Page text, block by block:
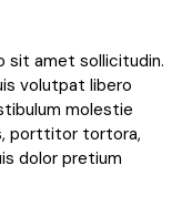
sit amet sollicitudin.
volutpat libero
molestie
porttitor tortora,
dolor pretium